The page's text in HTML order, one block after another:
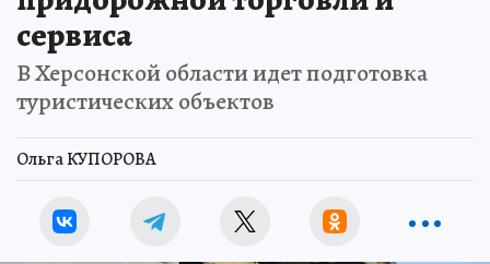
сервиса
В Херсонской области идет подготовка
туристических объектов
Ольга КУПОРОВА